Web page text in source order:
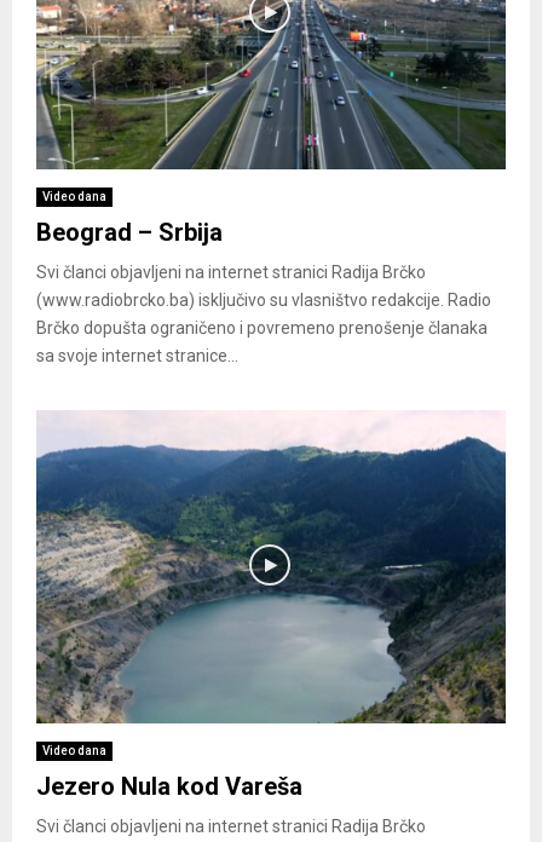
Video dana
Beograd – Srbija
Svi članci objavljeni na internet stranici Radija Brčko
(www.radiobrcko.ba) isključivo su vlasništvo redakcije. Radio
Brčko dopušta ograničeno i povremeno prenošenje članaka
sa svoje internet stranice...
Video dana
Jezero Nula kod Vareša
Svi članci objavljeni na internet stranici Radija Brčko